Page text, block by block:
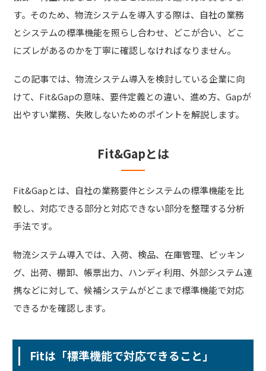
す。そのため、物流システムを導入する際は、自社の業務
とシステムの標準機能を照らし合わせ、どこが合い、どこ
にズレがあるのかを丁寧に確認しなければなりません。
この記事では、物流システム導入を検討している企業に向
けて、Fit&Gapの意味、要件定義との違い、進め方、Gapが
出やすい業務、失敗しないためのポイントを解説します。
Fit&Gapとは
Fit&Gapとは、自社の業務要件とシステムの標準機能を比
較し、対応できる部分と対応できない部分を整理する分析
手法です。
物流システム導入では、入荷、検品、在庫管理、ピッキン
グ、出荷、棚卸、帳票出力、ハンディ利用、外部システム連
携などに対して、候補システムがどこまで標準機能で対応
できるかを確認します。
Fitは「標準機能で対応できること」